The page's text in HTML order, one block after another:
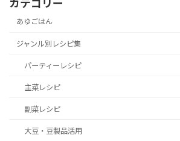
カテゴリー
あゆごはん
ジャンル別レシピ集
パーティーレシピ
主菜レシピ
副菜レシピ
大豆・豆製品活用